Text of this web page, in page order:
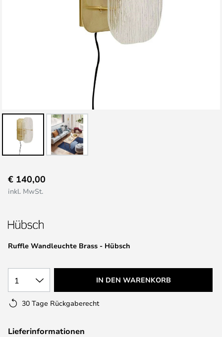
Anfang
der
springen
Ruffle Wandleuchte Brass - Hübsch
€ 140,00
inkl. MwSt.
1 IN DEN WARENKORB
30 Tage Rückgaberecht
Lieferinformationen